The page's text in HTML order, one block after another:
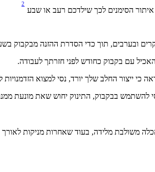
הסימנים לכך שילדכם רעב או שבע
2
ובערבים, תוך כדי הסדרת ההזנה מבקבוק
עם בקבוק כחודש לפני חזרתך לעבודה.
ייצור החלב שלך יורד, נסי למצוא הזדמנויות